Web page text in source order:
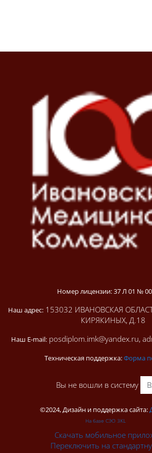
Номер лицензии: 37 Л 01 №
Наш адрес:153032 ИВАНОВСКАЯ
КИРЯКИНЫХ, Д.18
Наш E-mail:posdiplom.imk@yandex.ru,
Техническая поддержка:Форма
Вы не вошли в систему
©2024, Дизайн и поддержка сайта:
На базе СЭО 3KL
Скачать мобильное
Переключить на